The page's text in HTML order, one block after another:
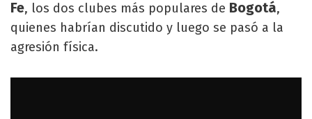
Fe, los dos clubes más populares de Bogotá,
quienes habrían discutido y luego se pasó a la
agresión física.